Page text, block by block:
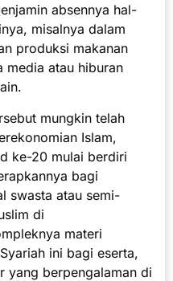
absennya hal-
misalnya dalam
produksi makanan
media atau hiburan
mungkin telah
Islam,
ke-20 mulai berdiri
bagi
swasta atau semi-
di
materi
ini bagi eserta,
yang berpengalaman di